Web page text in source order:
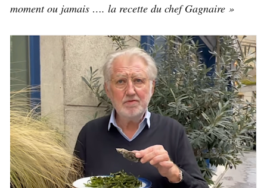
moment ou jamais …. la recette du chef Gagnaire »